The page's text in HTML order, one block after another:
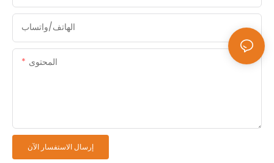
الهاتف/واتساب
المحتوى
إرسال الاستفسار الآن